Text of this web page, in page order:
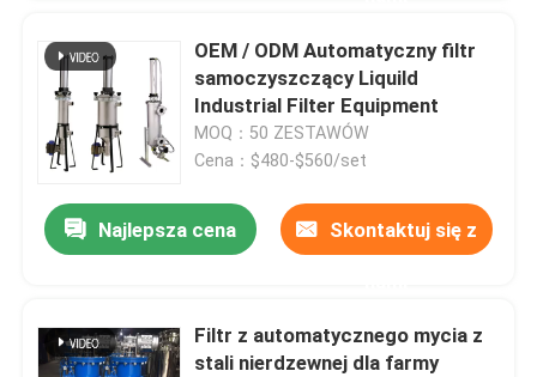
OEM / ODM Automatyczny filtr
samoczyszczący Liquild
Industrial Filter Equipment
MOQ：50 ZESTAWÓW
Cena：$480-$560/set
Najlepsza cena Skontaktuj się z
Filtr z automatycznego mycia z
stali nierdzewnej dla farmy